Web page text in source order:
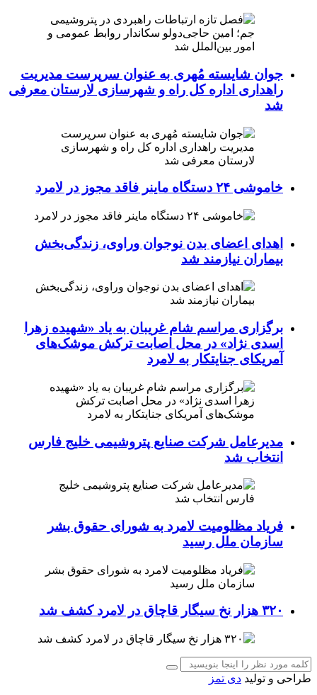
جوان شایسته مُهری به عنوان سرپرست مدیریت
راهداری اداره کل راه و شهرسازی لارستان معرفی
شد
خاموشی ۲۴ دستگاه ماینر فاقد مجوز در لامرد
اهدای اعضای بدن نوجوان وراوی، زندگی‌بخش
بیماران نیازمند شد
برگزاری مراسم شام غریبان به یاد «شهیده زهرا
اسدی نژاد» در محل اصابت ترکش موشک‌های
آمریکای جنایتکار به لامرد
مدیرعامل شرکت صنایع پتروشیمی خلیج فارس
انتخاب شد
فریاد مظلومیت لامرد به شورای حقوق بشر
سازمان ملل رسید
۳۲۰ هزار نخ سیگار قاچاق در لامرد کشف شد
طراحی و تولید دی تمز